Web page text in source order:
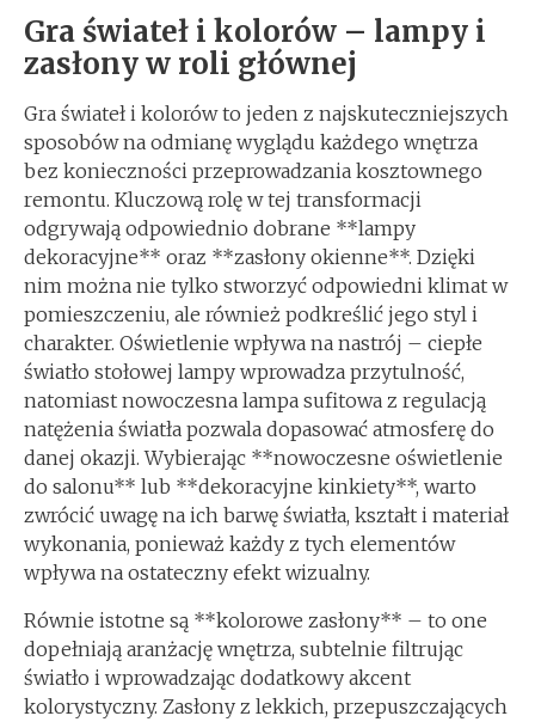
Gra świateł i kolorów – lampy i
zasłony w roli głównej
Gra świateł i kolorów to jeden z najskuteczniejszych
sposobów na odmianę wyglądu każdego wnętrza
bez konieczności przeprowadzania kosztownego
remontu. Kluczową rolę w tej transformacji
odgrywają odpowiednio dobrane **lampy
dekoracyjne** oraz **zasłony okienne**. Dzięki
nim można nie tylko stworzyć odpowiedni klimat w
pomieszczeniu, ale również podkreślić jego styl i
charakter. Oświetlenie wpływa na nastrój – ciepłe
światło stołowej lampy wprowadza przytulność,
natomiast nowoczesna lampa sufitowa z regulacją
natężenia światła pozwala dopasować atmosferę do
danej okazji. Wybierając **nowoczesne oświetlenie
do salonu** lub **dekoracyjne kinkiety**, warto
zwrócić uwagę na ich barwę światła, kształt i materiał
wykonania, ponieważ każdy z tych elementów
wpływa na ostateczny efekt wizualny.
Równie istotne są **kolorowe zasłony** – to one
dopełniają aranżację wnętrza, subtelnie filtrując
światło i wprowadzając dodatkowy akcent
kolorystyczny. Zasłony z lekkich, przepuszczających